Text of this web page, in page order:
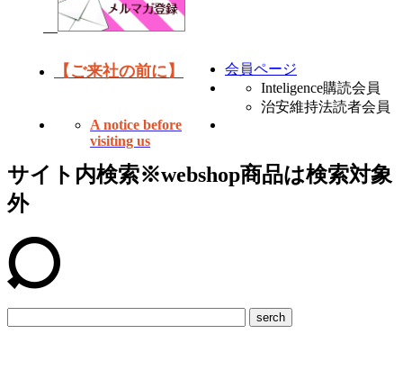
【ご来社の前に】
会員ページ
Inteligence購読会員
治安維持法読者会員
A notice before
visiting us
サイト内検索※webshop商品は検索対象
外
serch